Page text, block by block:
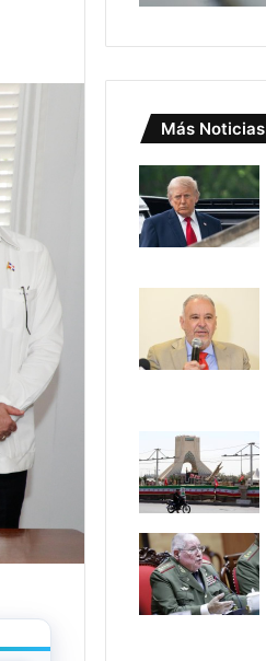
Más Noticias